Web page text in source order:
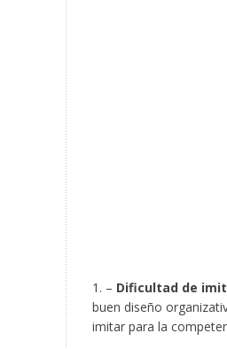
1. – Dificultad de
buen diseño
imitar para la